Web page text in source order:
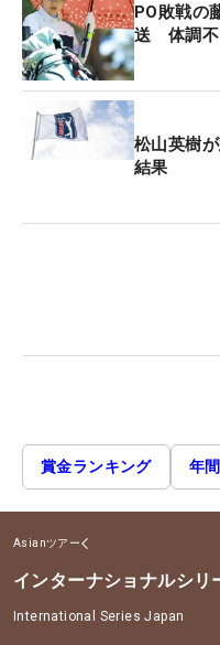
PO敗戦の
送 体調不
松山英樹
結果
賞金ランキング 年
Asianツアー
インターナショナルシリ
International Series Japan